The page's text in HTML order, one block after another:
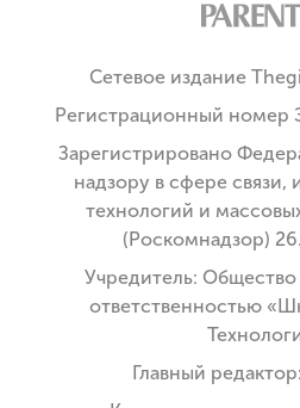
Сетевое издание
Регистрационный
Зарегистрировано
надзору в сфере
технологий и
(Роскомнадзор)
Учредитель:
ответственностью
Главный